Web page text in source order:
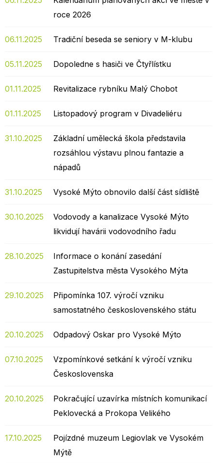
roce 2026
06.11.2025 Tradiční beseda se seniory v M-klubu
05.11.2025 Dopoledne s hasiči ve Čtyřlístku
01.11.2025 Revitalizace rybníku Malý Chobot
01.11.2025 Listopadový program v Divadeliéru
31.10.2025
Základní umělecká škola představila
rozsáhlou výstavu plnou fantazie a
nápadů
31.10.2025 Vysoké Mýto obnovilo další část sídliště
30.10.2025
Vodovody a kanalizace Vysoké Mýto
likvidují havárii vodovodního řadu
28.10.2025
Informace o konání zasedání
Zastupitelstva města Vysokého Mýta
29.10.2025
Připomínka 107. výročí vzniku
samostatného československého státu
20.10.2025 Odpadový Oskar pro Vysoké Mýto
07.10.2025
Vzpomínkové setkání k výročí vzniku
Československa
20.10.2025
Pokračující uzavírka místních komunikací
Peklovecká a Prokopa Velikého
17.10.2025
Pojízdné muzeum Legiovlak ve Vysokém
Mýtě